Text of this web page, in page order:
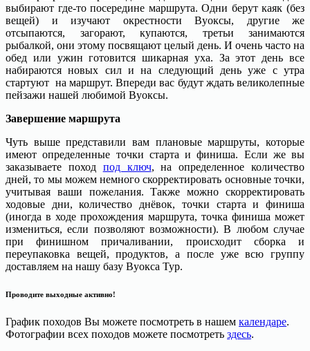
выбирают где-то посередине маршрута. Одни берут каяк (без
вещей) и изучают окрестности Вуоксы, другие же
отсыпаются, загорают, купаются, третьи занимаются
рыбалкой, они этому посвящают целый день. И очень часто на
обед или ужин готовится шикарная уха. За этот день все
набираются новых сил и на следующий день уже с утра
стартуют на маршрут. Впереди вас будут ждать великолепные
пейзажи нашей любимой Вуоксы.
Завершение маршрута
Чуть выше представили вам плановые маршруты, которые
имеют определенные точки старта и финиша. Если же вы
заказываете поход под ключ, на определенное количество
дней, то мы можем немного скорректировать основные точки,
учитывая ваши пожелания. Также можно скорректировать
ходовые дни, количество днёвок, точки старта и финиша
(иногда в ходе прохождения маршрута, точка финиша может
измениться, если позволяют возможности). В любом случае
при финишном причаливании, происходит сборка и
переупаковка вещей, продуктов, а после уже всю группу
доставляем на нашу базу Вуокса Тур.
Проводите выходные активно!
График походов Вы можете посмотреть в нашем календаре.
Фотографии всех походов можете посмотреть здесь.